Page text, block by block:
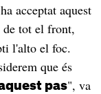
acceptat aquest
tot el front,
l'alto el foc.
que és
pas", va